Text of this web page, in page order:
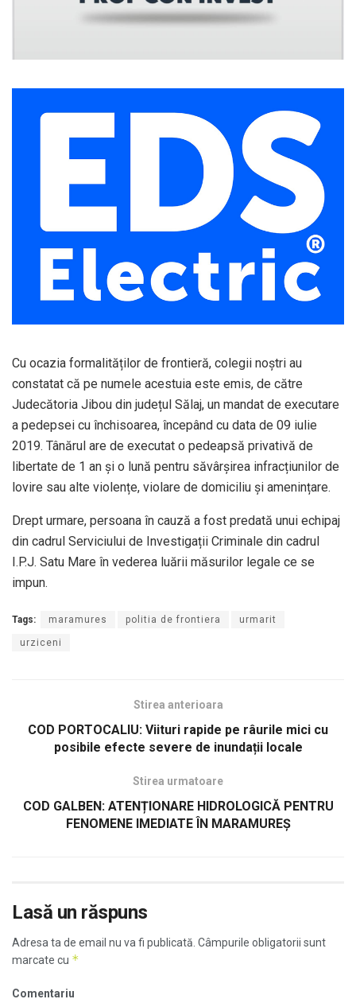
Cu ocazia formalităților de frontieră, colegii noștri au
constatat că pe numele acestuia este emis, de către
Judecătoria Jibou din județul Sălaj, un mandat de executare
a pedepsei cu închisoarea, începând cu data de 09 iulie
2019. Tânărul are de executat o pedeapsă privativă de
libertate de 1 an și o lună pentru săvârșirea infracțiunilor de
lovire sau alte violențe, violare de domiciliu și amenințare.
Drept urmare, persoana în cauză a fost predată unui echipaj
din cadrul Serviciului de Investigații Criminale din cadrul
I.P.J. Satu Mare în vederea luării măsurilor legale ce se
impun.
Tags: maramures politia de frontiera urmarit
urziceni
Stirea anterioara
COD PORTOCALIU: Viituri rapide pe râurile mici cu
posibile efecte severe de inundații locale
Stirea urmatoare
COD GALBEN: ATENȚIONARE HIDROLOGICĂ PENTRU
FENOMENE IMEDIATE ÎN MARAMUREȘ
Lasă un răspuns
Adresa ta de email nu va fi publicată. Câmpurile obligatorii sunt
marcate cu *
Comentariu